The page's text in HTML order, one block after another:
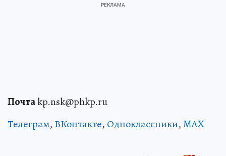
Почтаkp.nsk@phkp.ru
Телеграм, ВКонтакте, Одноклассники,MAX